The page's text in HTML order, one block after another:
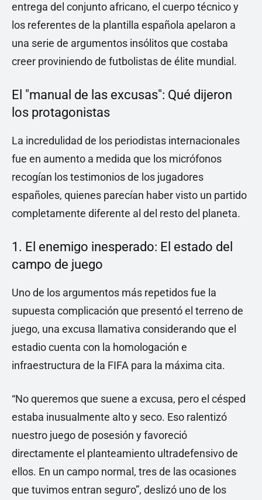
entrega del conjunto africano, el cuerpo técnico y
los referentes de la plantilla española apelaron a
una serie de argumentos insólitos que costaba
creer proviniendo de futbolistas de élite mundial.
El "manual de las excusas": Qué dijeron
los protagonistas
La incredulidad de los periodistas internacionales
fue en aumento a medida que los micrófonos
recogían los testimonios de los jugadores
españoles, quienes parecían haber visto un partido
completamente diferente al del resto del planeta.
1. El enemigo inesperado: El estado del
campo de juego
Uno de los argumentos más repetidos fue la
supuesta complicación que presentó el terreno de
juego, una excusa llamativa considerando que el
estadio cuenta con la homologación e
infraestructura de la FIFA para la máxima cita.
“No queremos que suene a excusa, pero el césped
estaba inusualmente alto y seco. Eso ralentizó
nuestro juego de posesión y favoreció
directamente el planteamiento ultradefensivo de
ellos. En un campo normal, tres de las ocasiones
que tuvimos entran seguro”, deslizó uno de los